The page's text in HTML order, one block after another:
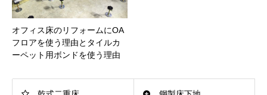
オフィス床のリフォームにOA
フロアを使う理由とタイルカ
ーペット用ボンドを使う理由